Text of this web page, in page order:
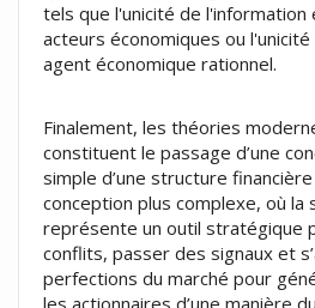
tels que l'unicité de l'information
acteurs économiques ou
agent économique rationnel.
Finalement, les théories
constituent le passage d’une
simple d’une structure
conception plus complexe, où la
représente un outil stratégique
conflits, passer des signaux et
perfections du marché pour
les actionnaires d’une manière